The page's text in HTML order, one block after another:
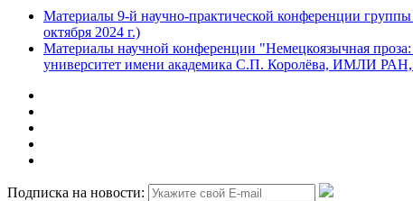
Материалы 9-й научно-практической конференции
октября 2024 г.)
Материалы научной конференции "Немецкоязычная
университет имени академика С.П. Королёва, ИМЛИ РАН,
Подписка на новости: